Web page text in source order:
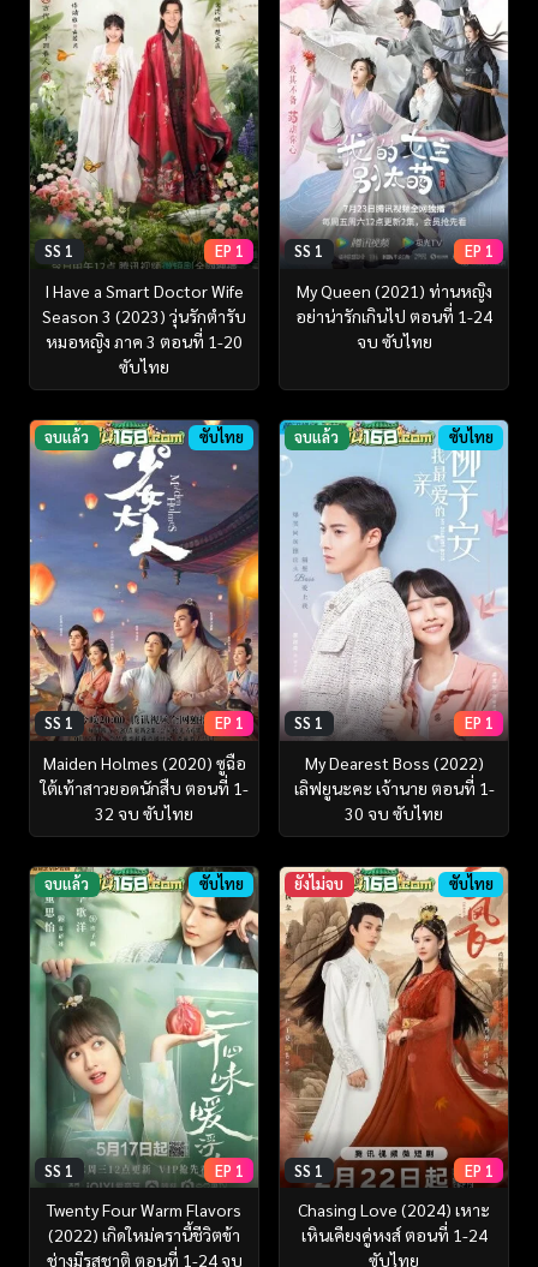
SS 1 EP 1
I Have a Smart Doctor Wife
Season 3 (2023) วุ่นรักตำรับ
หมอหญิง ภาค 3 ตอนที่ 1-20
ซับไทย
SS 1 EP 1
My Queen (2021) ท่านหญิง
อย่าน่ารักเกินไป ตอนที่ 1-24
จบ ซับไทย
จบแล้ว ซับไทย
SS 1 EP 1
Maiden Holmes (2020) ซูฉือ
ใต้เท้าสาวยอดนักสืบ ตอนที่ 1-
32 จบ ซับไทย
จบแล้ว ซับไทย
SS 1 EP 1
My Dearest Boss (2022)
เลิฟยูนะคะ เจ้านาย ตอนที่ 1-
30 จบ ซับไทย
จบแล้ว ซับไทย
SS 1 EP 1
Twenty Four Warm Flavors
(2022) เกิดใหม่ครานี้ชีวิตข้า
ช่างมีรสชาติ ตอนที่ 1-24 จบ
ยังไม่จบ ซับไทย
SS 1 EP 1
Chasing Love (2024) เหาะ
เหินเคียงคู่หงส์ ตอนที่ 1-24
ซับไทย